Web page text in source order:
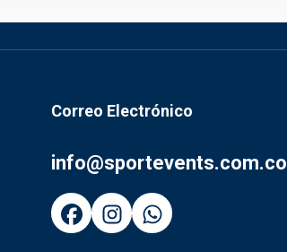
Correo Electrónico
info@sportevents.com.co